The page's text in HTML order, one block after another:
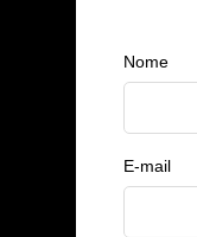
Nome
E-mail